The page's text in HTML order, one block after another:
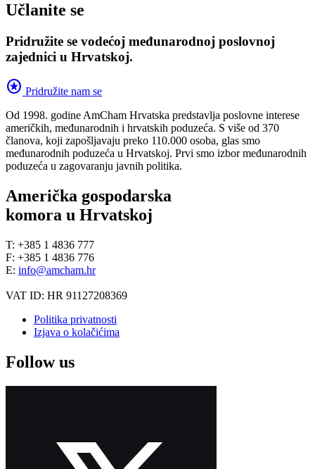
Učlanite se
Pridružite se vodećoj međunarodnoj poslovnoj
zajednici u Hrvatskoj.
stars Pridružite nam se
Od 1998. godine AmCham Hrvatska predstavlja poslovne interese
američkih, međunarodnih i hrvatskih poduzeća. S više od 370
članova, koji zapošljavaju preko 110.000 osoba, glas smo
međunarodnih poduzeća u Hrvatskoj. Prvi smo izbor međunarodnih
poduzeća u zagovaranju javnih politika.
Američka gospodarska
komora u Hrvatskoj
T: +385 1 4836 777
F: +385 1 4836 776
E: info@amcham.hr
VAT ID: HR 91127208369
Politika privatnosti
Izjava o kolačićima
Follow us